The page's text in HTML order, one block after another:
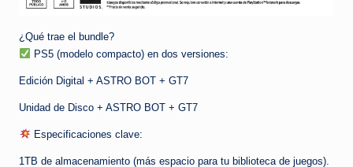
¿Qué trae el bundle?
PS5 (modelo compacto) en dos versiones:
Edición Digital + ASTRO BOT + GT7
Unidad de Disco + ASTRO BOT + GT7
Especificaciones clave:
1TB de almacenamiento (más espacio para tu biblioteca de juegos).